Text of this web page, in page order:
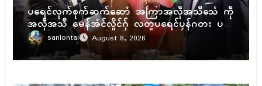
ပရေၚ်လုက်စုက်ဆက်ဆောံ အကြာအလဵုအသဳသေံ ကဵု
အလဵုအသဳ မေန်အံၚ်လှိုၚ်ဂှ် လတူပရေၚ်ပၠန်ဂတး ပ
ရေၚ်ဇီုကပိုက် နွံကၠုၚ်မာန်ဟာ
sanlontai August 8, 2026